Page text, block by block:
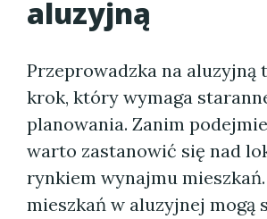
aluzyjną
Przeprowadzka na aluzyjną
krok, który wymaga
planowania. Zanim
warto zastanowić się nad
rynkiem wynajmu
mieszkań w aluzyjnej mogą